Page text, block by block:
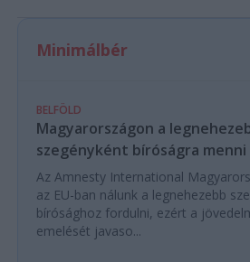
Minimálbér
BELFÖLD
Magyarországon a
szegényként bíróságra menni
Az Amnesty International
az EU-ban nálunk a legnehezebb
bírósághoz fordulni, ezért a
emelését javaso...